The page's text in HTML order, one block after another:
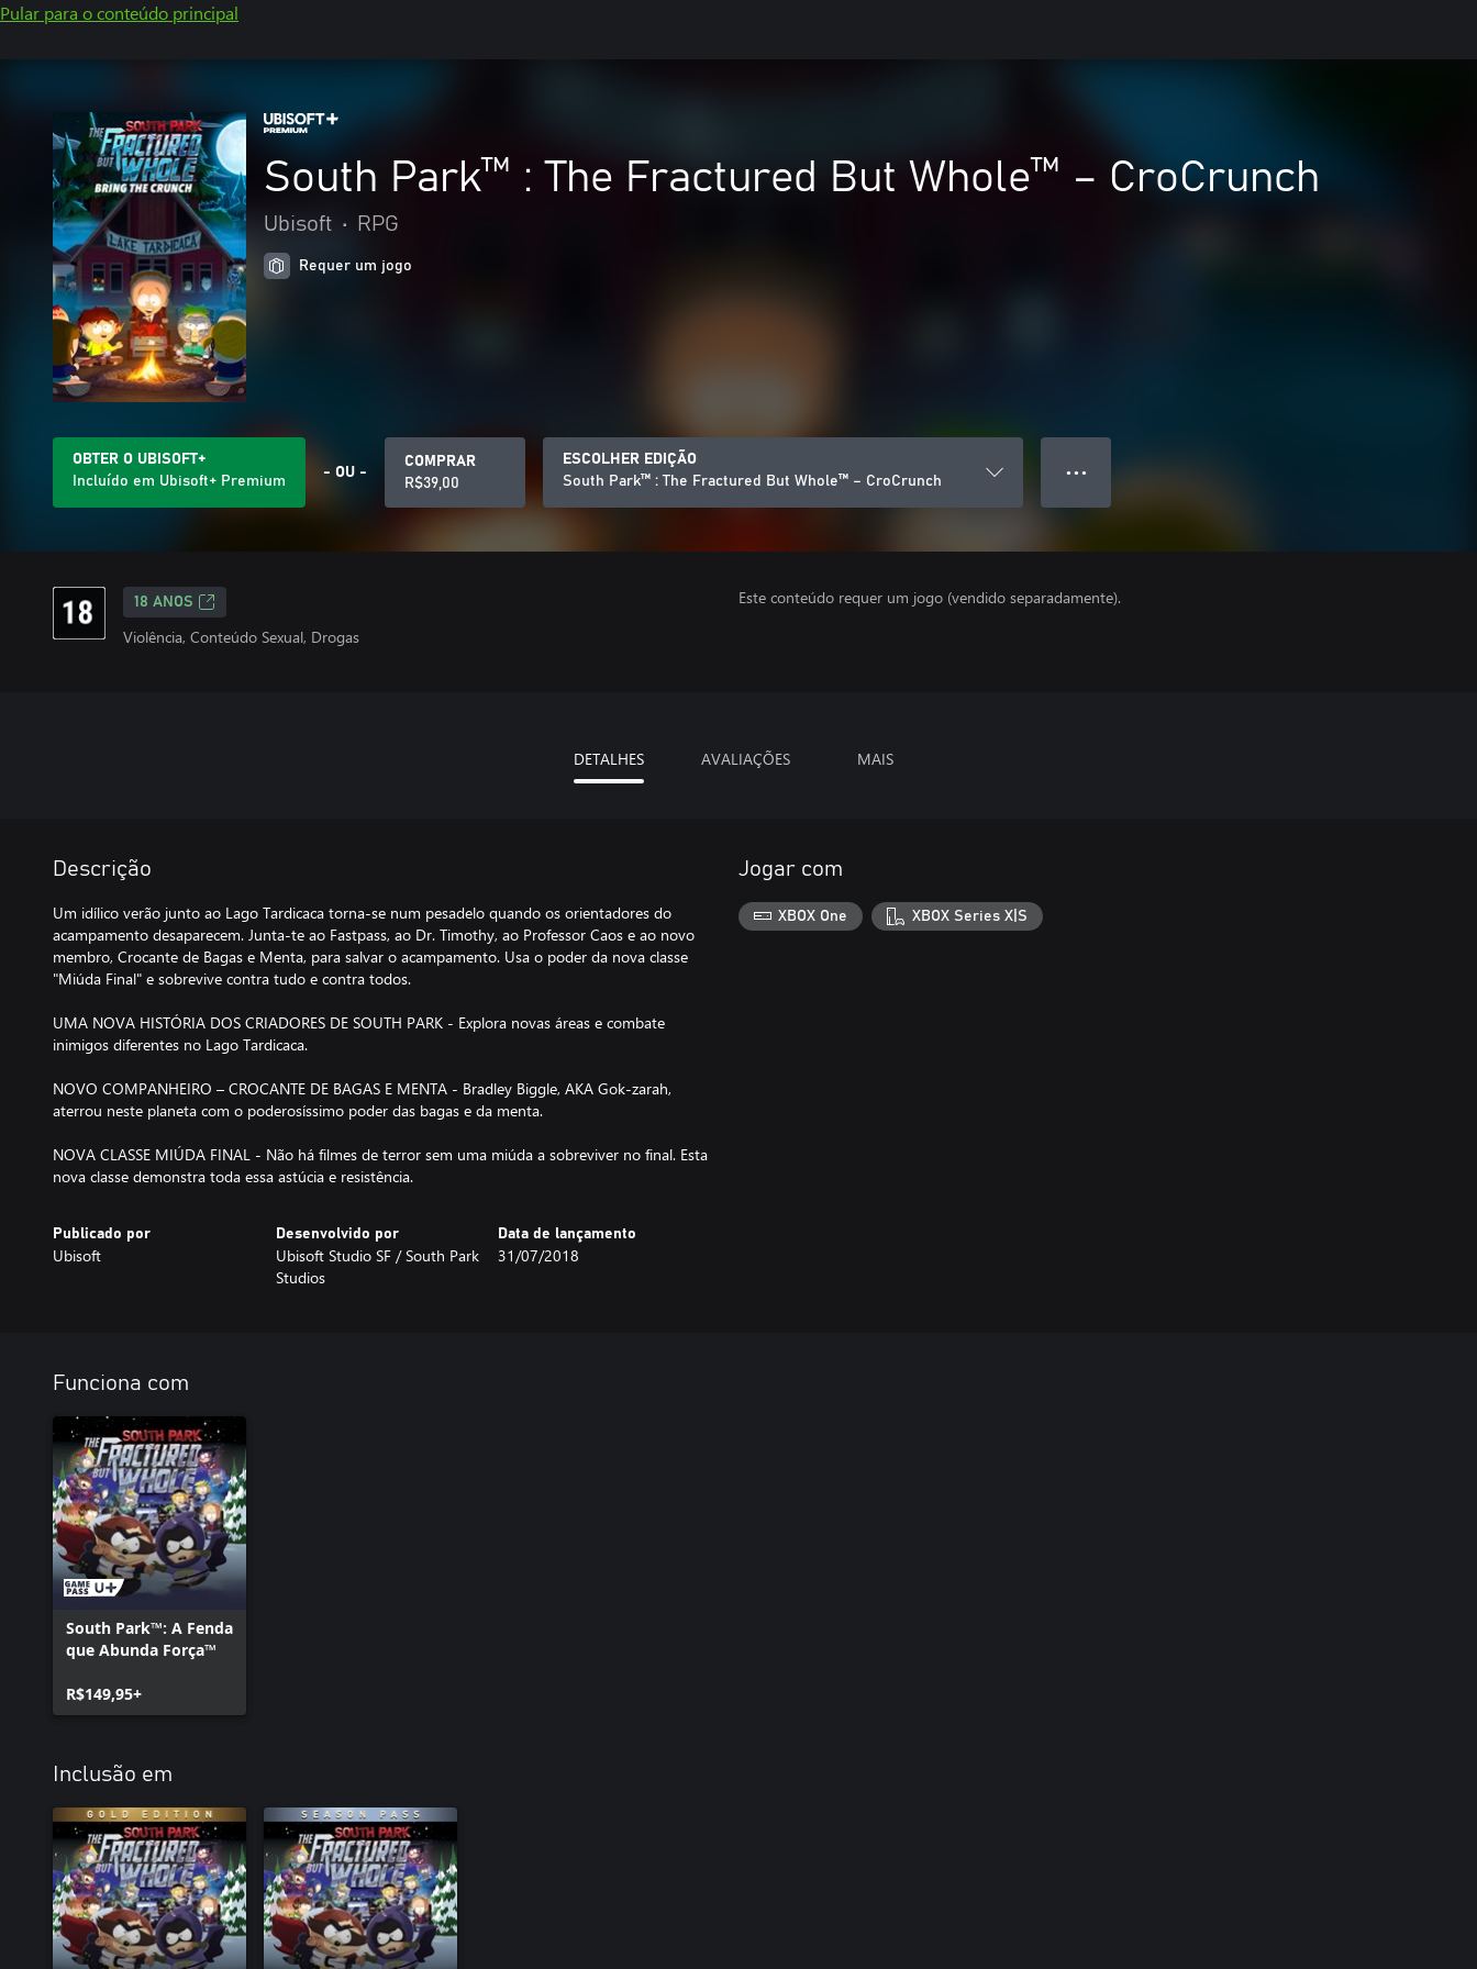
Pular para o conteúdo principal
South Park™ : The Fractured But Whole™ – CroCrunch
Ubisoft • RPG
Requer um jogo
OBTER O UBISOFT+
Incluído em Ubisoft+ Premium
- OU -
COMPRAR
R$39,00
ESCOLHER EDIÇÃO
South Park™ : The Fractured But Whole™ – CroCrunch
● ● ●
18 ANOS
Violência, Conteúdo Sexual, Drogas
Este conteúdo requer um jogo (vendido separadamente).
DETALHES AVALIAÇÕES MAIS
Descrição
Um idílico verão junto ao Lago Tardicaca torna-se num pesadelo quando os orientadores do
acampamento desaparecem. Junta-te ao Fastpass, ao Dr. Timothy, ao Professor Caos e ao novo
membro, Crocante de Bagas e Menta, para salvar o acampamento. Usa o poder da nova classe
"Miúda Final" e sobrevive contra tudo e contra todos.
UMA NOVA HISTÓRIA DOS CRIADORES DE SOUTH PARK - Explora novas áreas e combate
inimigos diferentes no Lago Tardicaca.
NOVO COMPANHEIRO – CROCANTE DE BAGAS E MENTA - Bradley Biggle, AKA Gok-zarah,
aterrou neste planeta com o poderosíssimo poder das bagas e da menta.
NOVA CLASSE MIÚDA FINAL - Não há filmes de terror sem uma miúda a sobreviver no final. Esta
nova classe demonstra toda essa astúcia e resistência.
Publicado por
Ubisoft
Desenvolvido por
Ubisoft Studio SF / South Park
Studios
Data de lançamento
31/07/2018
Jogar com
XBOX One XBOX Series X|S
Funciona com
South Park™: A Fenda
que Abunda Força™
R$149,95+
Inclusão em